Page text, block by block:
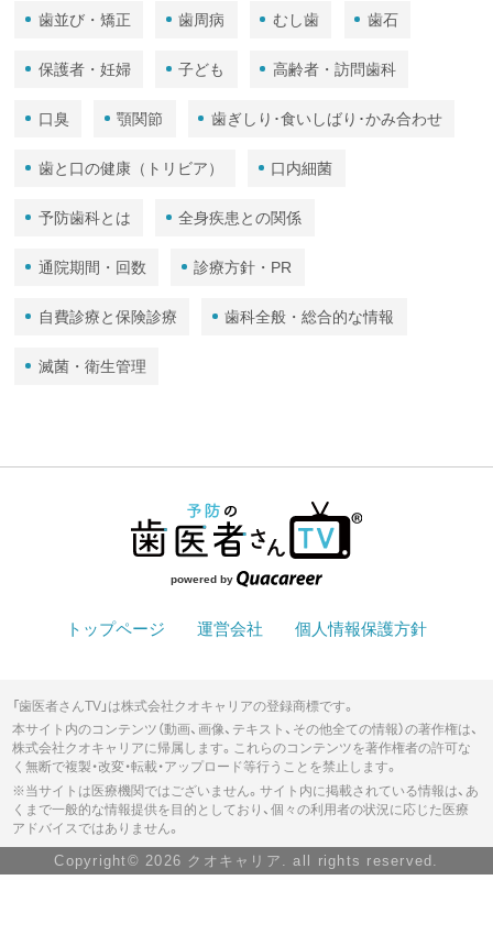
歯並び・矯正 歯周病 むし歯 歯石
保護者・妊婦 子ども 高齢者・訪問歯科
口臭 顎関節 歯ぎしり･食いしばり･かみ合わせ
歯と口の健康（トリビア） 口内細菌
予防歯科とは 全身疾患との関係
通院期間・回数 診療方針・PR
自費診療と保険診療 歯科全般・総合的な情報
滅菌・衛生管理
powered by
トップページ 運営会社 個人情報保護方針
「歯医者さんTV」は株式会社クオキャリアの登録商標です。
本サイト内のコンテンツ（動画、画像、テキスト、その他全ての情報）の著作権は、
株式会社クオキャリアに帰属します。これらのコンテンツを著作権者の許可な
く無断で複製・改変・転載・アップロード等行うことを禁止します。
※当サイトは医療機関ではございません。サイト内に掲載されている情報は、あ
くまで一般的な情報提供を目的としており、個々の利用者の状況に応じた医療
アドバイスではありません。
Copyright© 2026 クオキャリア. all rights reserved.